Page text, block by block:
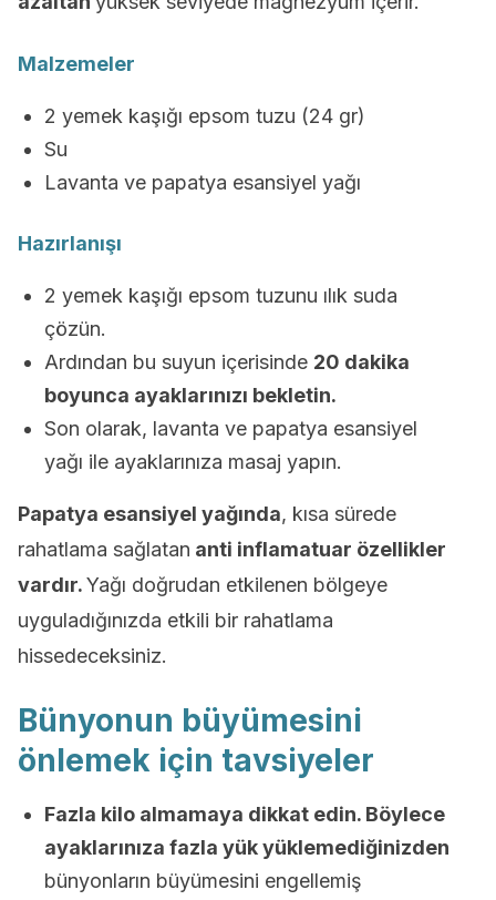
Malzemeler
2 yemek kaşığı epsom tuzu (24 gr)
Su
Lavanta ve papatya esansiyel yağı
Hazırlanışı
2 yemek kaşığı epsom tuzunu ılık suda
çözün.
Ardından bu suyun içerisinde 20 dakika
boyunca ayaklarınızı bekletin.
Son olarak, lavanta ve papatya esansiyel
yağı ile ayaklarınıza masaj yapın.
Papatya esansiyel yağında, kısa sürede
rahatlama sağlatan anti inflamatuar özellikler
vardır.Yağı doğrudan etkilenen bölgeye
uyguladığınızda etkili bir rahatlama
hissedeceksiniz.
Bünyonun büyümesini
önlemek için tavsiyeler
Fazla kilo almamaya dikkat edin. Böylece
ayaklarınıza fazla yük yüklemediğinizden
bünyonların büyümesini engellemiş